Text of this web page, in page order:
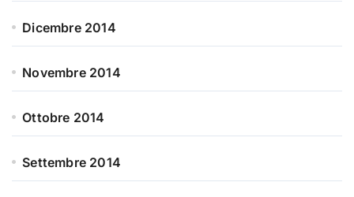
Dicembre 2014
Novembre 2014
Ottobre 2014
Settembre 2014